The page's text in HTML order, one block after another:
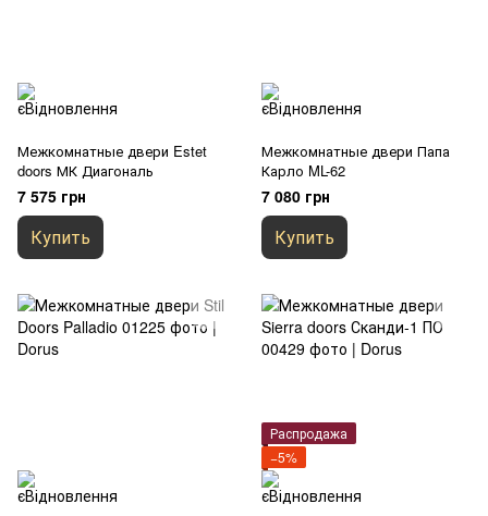
Межкомнатные двери Estet
doors МК Диагональ
7 575 грн
Купить
Межкомнатные двери Папа
Карло ML-62
7 080 грн
Купить
Распродажа
−5%